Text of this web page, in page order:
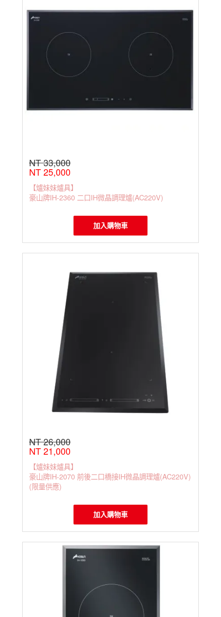
NT 33,000
NT 25,000
【爐妹妹爐具】
豪山牌IH-2360 二口IH微晶調理爐(AC220V)
加入購物車
NT 26,000
NT 21,000
【爐妹妹爐具】
豪山牌IH-2070 前後二口橋接IH微晶調理爐(AC220V)
(限量供應)
加入購物車